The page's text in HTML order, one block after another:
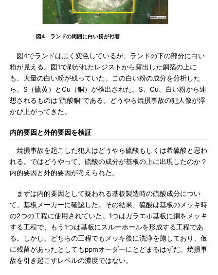
図4 ランドの周囲に白い粉が付着
図4でランドは黒く変色しているが、ランドの下の部分に白い
粉が見える。図1で剥がれたレジストから露出した銅箔の上に
も、大量の白い粉が残っていた。この白い粉の成分を分析した
ら、S（硫黄）とCu（銅）が検出された。S、Cu、白い粉から連
想されるものは“硫酸銅”である。どうやら焼損事故の犯人像が浮
かび上がってきた。
内的要因と外的要因を検証
焼損事故を起こした犯人はどうやら硫酸もしくは希硫酸と思わ
れる。ではどうやって、硫酸の成分が基板の上に出現したのか？
内的要因と外的要因が考えられた。
まずは内的要因として疑われる基板製造時の硫酸成分につい
て、基板メーカーに確認した。その結果、硫酸は基板のメッキ時
の2つの工程に使用されていた。1つはガラエポ基板に銅をメッキ
する工程で、もう1つは基板にスルーホールを形成する工程であ
る。しかし、どちらの工程でもメッキ後に洗浄を施しており、仮
に残留があったとしてもppmオーダーにとどまるはずだ。焼損事
故を引き起こすレベルの濃度ではない。